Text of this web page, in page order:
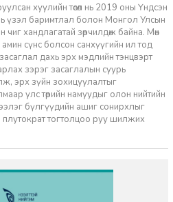
хуулийн төсөл нь 2019 оны Үндсэн
үзэл баримтлал болон Монгол Улсын
чиг хандлагатай зөрчилдөж байна. Мөн
сүнс болсон санхүүгийн ил тод
дахь эрх мэдлийн тэнцвэрт
зэрэг засаглалын суурь
эрх зүйн зохицуулалтыг
улс төрийн намуудыг олон нийтийн
бүлгүүдийн ашиг сонирхлыг
тогтолцоо руу шилжих